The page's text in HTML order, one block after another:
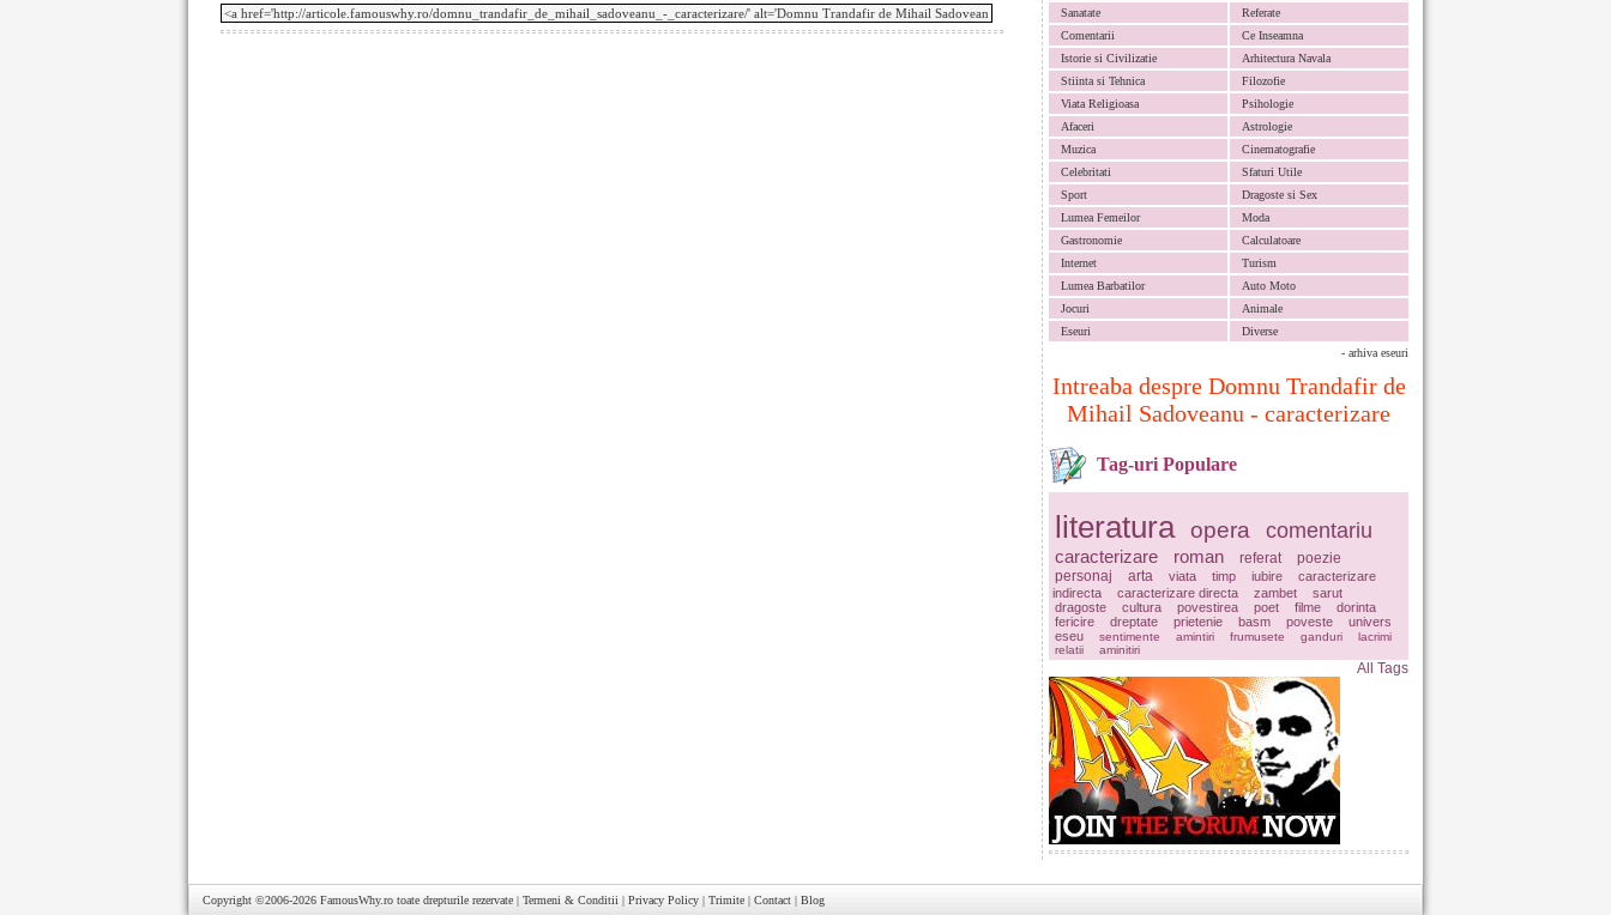
Sanatate
Referate
Comentarii
Ce Inseamna
Istorie si Civilizatie
Arhitectura Navala
Stiinta si Tehnica
Filozofie
Viata Religioasa
Psihologie
Afaceri
Astrologie
Muzica
Cinematografie
Celebritati
Sfaturi Utile
Sport
Dragoste si Sex
Lumea Femeilor
Moda
Gastronomie
Calculatoare
Internet
Turism
Lumea Barbatilor
Auto Moto
Jocuri
Animale
Eseuri
Diverse
- arhiva eseuri
Intreaba despre Domnu Trandafir de
Mihail Sadoveanu - caracterizare
Tag-uri Populare
literatura opera comentariu
caracterizare roman referat
poezie
personaj
arta viata timp iubire
caracterizare
indirecta
caracterizare directa zambet
sarut
dragoste
cultura povestirea poet filme
dorinta
fericire
dreptate prietenie basm poveste
univers
eseu
sentimente amintiri frumusete ganduri
lacrimi
relatii
aminitiri
All Tags
Copyright ©2006-2026 FamousWhy.ro toate drepturile rezervate | Termeni & Conditii | Privacy Policy | Trimite | Contact | Blog